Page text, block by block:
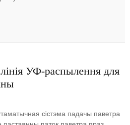
УФ-распылення для
сістэма падачы паветра